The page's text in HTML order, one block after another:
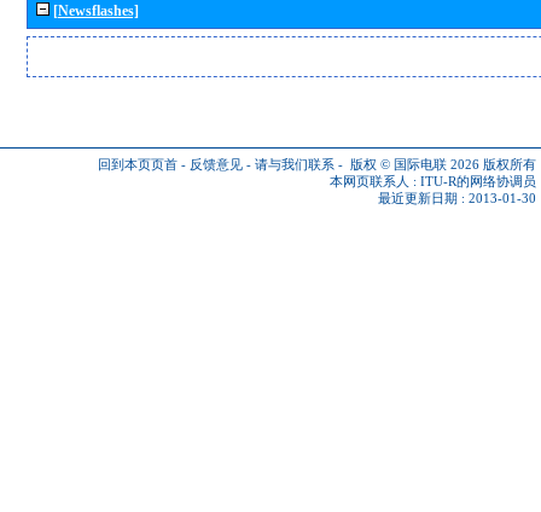
[Newsflashes]
回到本页页首 - 反馈意见 - 请与我们联系 - 版权 © 国际电联 2026 版权所有
本网页联系人 : ITU-R的网络协调员
最近更新日期 : 2013-01-30